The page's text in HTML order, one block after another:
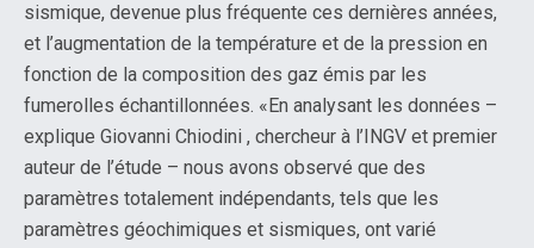
sismique, devenue plus fréquente ces dernières années,
et l’augmentation de la température et de la pression en
fonction de la composition des gaz émis par les
fumerolles échantillonnées. «En analysant les données –
explique Giovanni Chiodini , chercheur à l’INGV et premier
auteur de l’étude – nous avons observé que des
paramètres totalement indépendants, tels que les
paramètres géochimiques et sismiques, ont varié